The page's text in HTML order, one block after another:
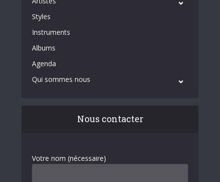
Styles
Instruments
Albums
Agenda
Qui sommes nous
Nous contacter
Votre nom (nécessaire)